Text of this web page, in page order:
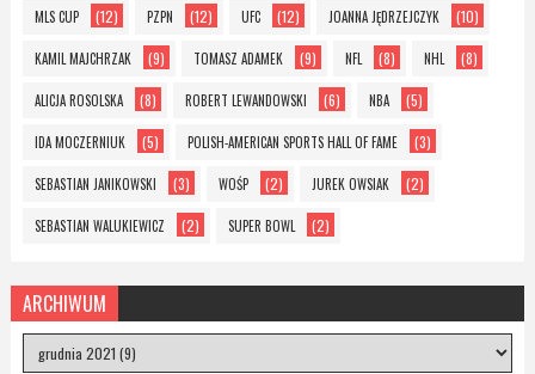
MLS CUP (12) PZPN (12) UFC (12) JOANNA JĘDRZEJCZYK (10)
KAMIL MAJCHRZAK (9) TOMASZ ADAMEK (9) NFL (8) NHL (8)
ALICJA ROSOLSKA (8) ROBERT LEWANDOWSKI (6) NBA (5)
IDA MOCZERNIUK (5) POLISH-AMERICAN SPORTS HALL OF FAME (3)
SEBASTIAN JANIKOWSKI (3) WOŚP (2) JUREK OWSIAK (2)
SEBASTIAN WALUKIEWICZ (2) SUPER BOWL (2)
ARCHIWUM